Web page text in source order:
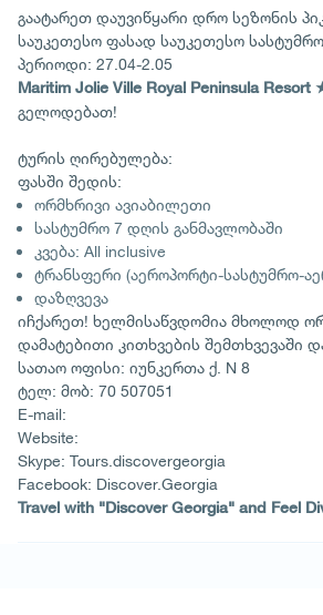
გაატარეთ დაუვიწყარი დრო სეზონის
საუკეთესო ფასად საუკეთესო
პერიოდი: 27.04-2.05
Maritim Jolie Ville Royal Peninsula
გელოდებათ!
ტურის ღირებულება:
ფასში შედის:
ორმხრივი ავიაბილეთი
სასტუმრო 7 დღის განმავლობაში
კვება: All inclusive
ტრანსფერი (აეროპორტი-სასტუმრო-
დაზღვევა
იჩქარეთ! ხელმისაწვდომია მხოლოდ
დამატებითი კითხვების შემთხვევაში
სათაო ოფისი: იუნკერთა ქ. N 8
ტელ: მობ: 70 507051
E-mail:
Website:
Skype: Tours.discovergeorgia
Facebook: Discover.Georgia
Travel with "Discover Georgia" and Feel